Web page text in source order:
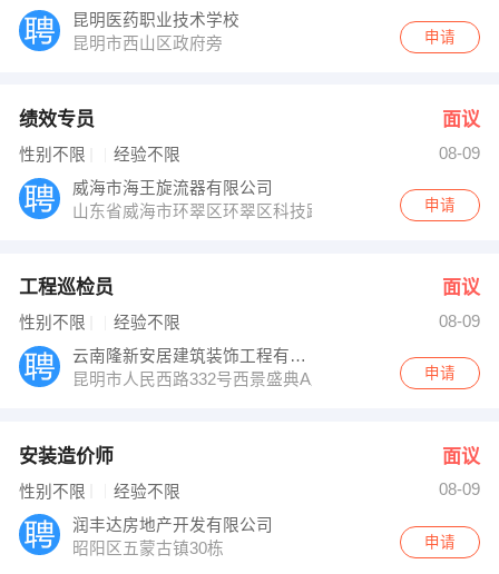
昆明医药职业技术学校
昆明市西山区政府旁
申请
绩效专员 面议
性别不限 经验不限
08-09
威海市海王旋流器有限公司
山东省威海市环翠区环翠区科技路975号
申请
工程巡检员 面议
性别不限 经验不限
08-09
云南隆新安居建筑装饰工程有限公司
昆明市人民西路332号西景盛典A座3楼
申请
安装造价师 面议
性别不限 经验不限
08-09
润丰达房地产开发有限公司
昭阳区五蒙古镇30栋
申请